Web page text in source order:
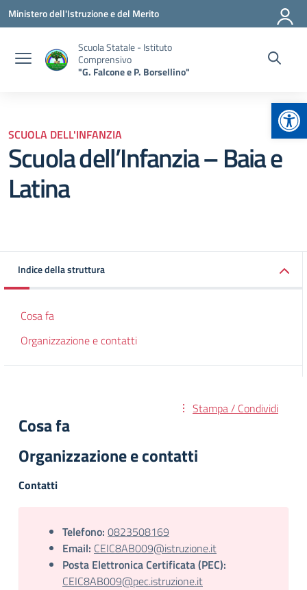
Vai ai contenuti
Vai al menu di navigazione
Vai al footer
Ministero dell'Istruzione e del Merito
Scuola Statale - Istituto
Comprensivo
"G. Falcone e P. Borsellino"
SCUOLA DELL'INFANZIA
Scuola dell’Infanzia – Baia e
Latina
Indice della struttura
Cosa fa
Organizzazione e contatti
Stampa / Condividi
Cosa fa
Organizzazione e contatti
Contatti
Telefono: 0823508169
Email: CEIC8AB009@istruzione.it
Posta Elettronica Certificata (PEC):
CEIC8AB009@pec.istruzione.it